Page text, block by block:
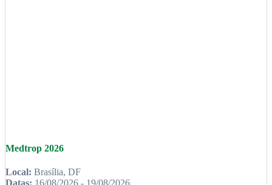
Medtrop 2026
Local: Brasília, DF
Datas: 16/08/2026 - 19/08/2026